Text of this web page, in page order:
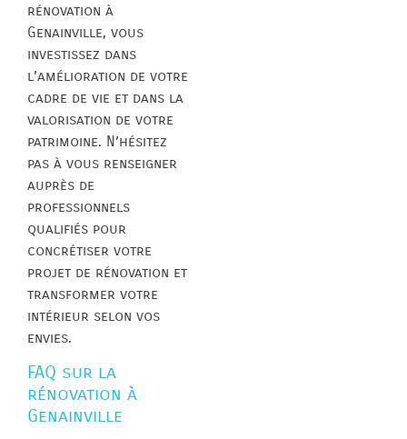
rénovation à
Genainville, vous
investissez dans
l’amélioration de votre
cadre de vie et dans la
valorisation de votre
patrimoine. N’hésitez
pas à vous renseigner
auprès de
professionnels
qualifiés pour
concrétiser votre
projet de rénovation et
transformer votre
intérieur selon vos
envies.
FAQ sur la
rénovation à
Genainville